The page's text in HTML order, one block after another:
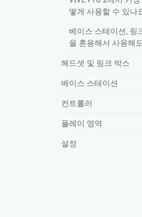
떻게 사용할 수 있나
베이스 스테이션, 링
을 혼용해서 사용해
헤드셋 및 링크 박스
베이스 스테이션
컨트롤러
플레이 영역
설정